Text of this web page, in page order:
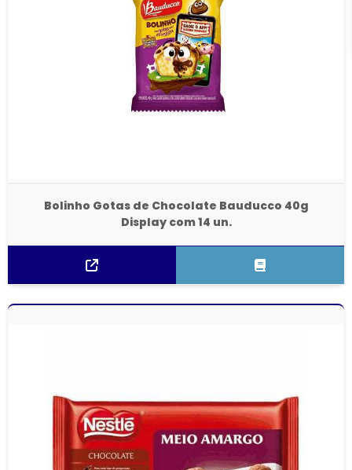
Bolinho Gotas de Chocolate Bauducco 40g
Display com 14 un.